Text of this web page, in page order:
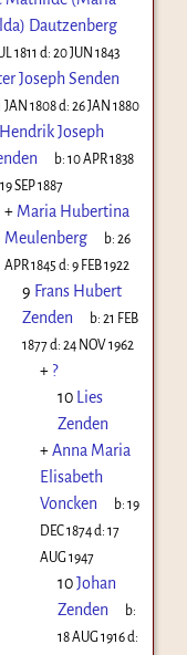
Dautzenberg
1811 d:20 JUN 1843
Joseph Senden
JAN 1808d:26 JAN 1880
Hendrik Joseph
b:10 APR 1838
19 SEP 1887
+ Maria Hubertina
Meulenberg
b:26
APR 1845 d: 9 FEB 1922
9 Frans Hubert
Zenden
b:21 FEB
1877d: 24 NOV 1962
+ ?
10 Lies
Zenden
+Anna Maria
Elisabeth
Voncken
b:19
DEC 1874d: 17
AUG 1947
10Johan
Zenden
b:
18 AUG 1916d: